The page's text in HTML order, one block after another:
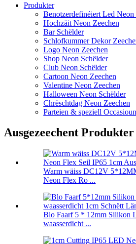
Produkter
Benotzerdefinéiert Led Neon
Hochzäit Neon Zeechen
Bar Schëlder
Schlofkummer Dekor
Logo Neon Zeechen
Shop Neon Schëlder
Club Neon Schëlder
Cartoon Neon Zeechen
Valentine Neon Zeechen
Halloween Neon Schëlder
Chrëschtdag Neon Zeechen
Parteien & speziell
Ausgezeechent Produkter
Warm wäiss DC12V
Neon Flex Ro ...
Blo Faarf 5 * 12mm Silikon
waasserdicht ...